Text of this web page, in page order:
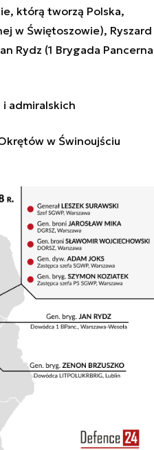
którą tworzą Polska,
w Świętoszowie), Ryszard
Rydz (1 Brygada Pancerna
admiralskich
w Świnoujściu